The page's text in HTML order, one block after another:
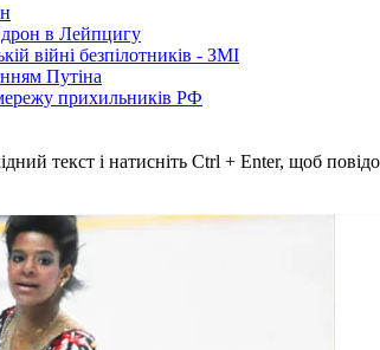
дрон в Лейпцигу
війні безпілотників - ЗМІ
Путіна
прихильників РФ
текст і натисніть Ctrl + Enter, щоб